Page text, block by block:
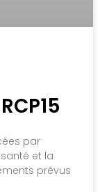
par
et la
prévus